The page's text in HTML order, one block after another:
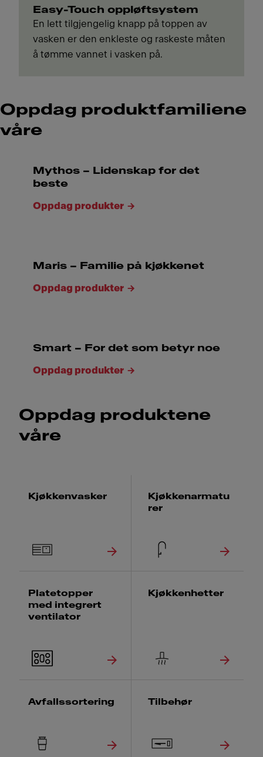
Easy-Touch oppløftsystem
En lett tilgjengelig knapp på toppen av
vasken er den enkleste og raskeste måten
å tømme vannet i vasken på.
Oppdag produktfamiliene
våre
Mythos – Lidenskap for det
beste
Oppdag produkter
Maris – Familie på kjøkkenet
Oppdag produkter
Smart – For det som betyr noe
Oppdag produkter
Oppdag produktene
våre
Kjøkkenvasker
Kjøkkenarmatu
rer
Platetopper
med integrert
ventilator
Kjøkkenhetter
Avfallssortering Tilbehør